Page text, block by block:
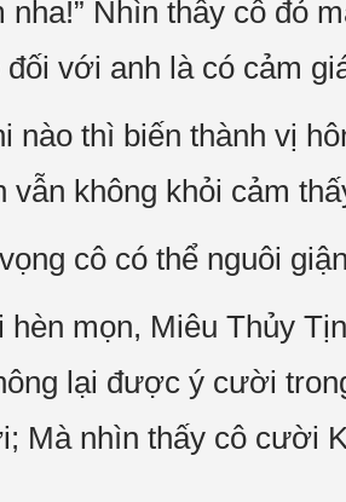
Nhìn thấy cô đỏ
với anh là có cảm
nào thì biến thành vị
không khỏi cảm
cô có thể nguôi
mọn, Miêu Thủy
lại được ý cười
Mà nhìn thấy cô cười